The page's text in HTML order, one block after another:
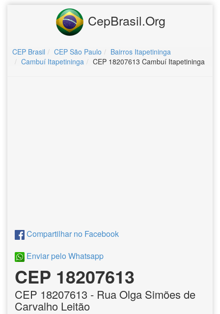
CepBrasil.Org
CEP Brasil CEP São Paulo
Bairros Itapetininga
Cambuí Itapetininga
CEP 18207613 Cambuí Itapetininga
Compartilhar no Facebook
Enviar pelo Whatsapp
CEP 18207613
CEP 18207613 - Rua Olga Simões de
Carvalho Leitão